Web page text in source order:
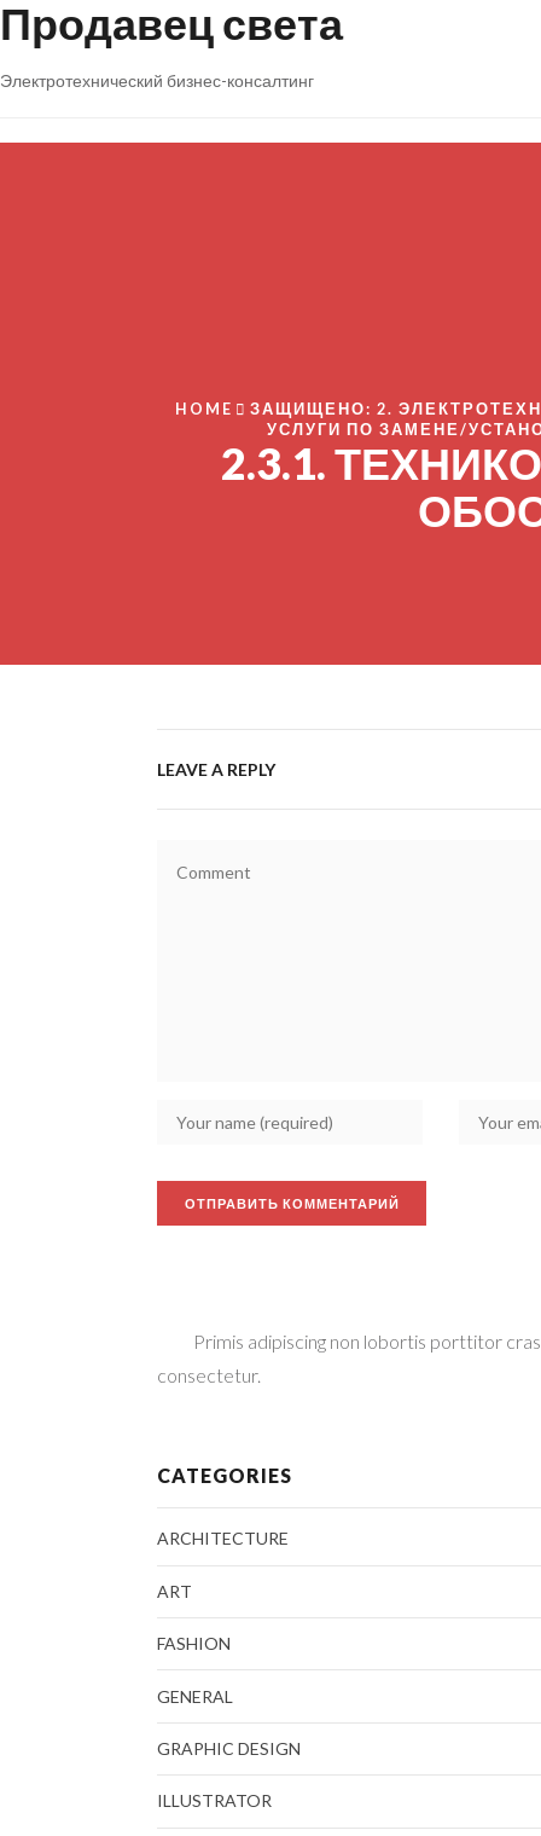
Продавец света
Электротехнический бизнес-консалтинг
HOME
ЗАЩИЩЕНО: 2.
УСЛУГИ ПО ЗАМЕНЕ/
2.3.1.
LEAVE A REPLY
Primis adipiscing non lobortis porttitor
consectetur.
CATEGORIES
ARCHITECTURE
ART
FASHION
GENERAL
GRAPHIC DESIGN
ILLUSTRATOR